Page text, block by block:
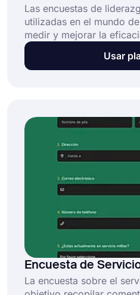
Las encuestas de
utilizadas en el mundo
medir y mejorar la
de liderazgo. El proceso
encuesta ayuda a los
Usar
Encuesta de
La encuesta sobre el